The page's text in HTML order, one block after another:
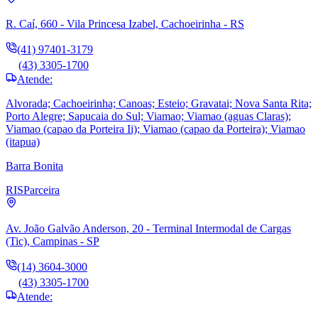
R. Caí, 660 - Vila Princesa Izabel, Cachoeirinha - RS
(41) 97401-3179
(43) 3305-1700
Atende:
Alvorada; Cachoeirinha; Canoas; Esteio; Gravatai; Nova Santa Rita;
Porto Alegre; Sapucaia do Sul; Viamao; Viamao (aguas Claras);
Viamao (capao da Porteira Ii); Viamao (capao da Porteira); Viamao
(itapua)
Barra Bonita
RISParceira
Av. João Galvão Anderson, 20 - Terminal Intermodal de Cargas
(Tic), Campinas - SP
(14) 3604-3000
(43) 3305-1700
Atende: